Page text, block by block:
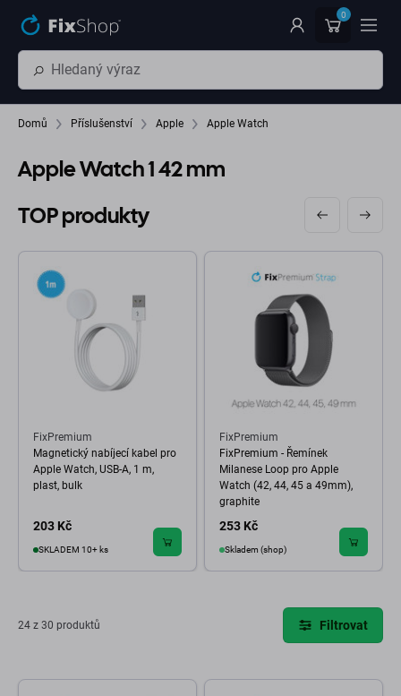
0
Domů Příslušenství Apple Apple Watch
Apple Watch 1 42 mm
TOP produkty
FixPremium
Magnetický nabíjecí kabel pro
Apple Watch, USB-A, 1 m,
plast, bulk
203 Kč
SKLADEM 10+ ks
FixPremium
FixPremium - Řemínek
Milanese Loop pro Apple
Watch (42, 44, 45 a 49mm),
graphite
253 Kč
Skladem (shop)
24 z 30 produktů Filtrovat